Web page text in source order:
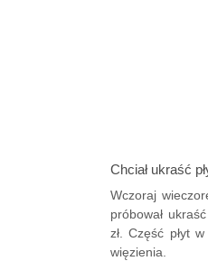
Chciał ukraść
Wczoraj
próbował
zł. Część płyt
więzienia.